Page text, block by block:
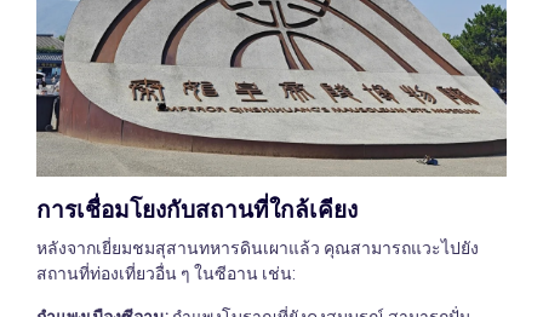
การเชื่อมโยงกับสถานที่ใกล้เคียง
หลังจากเยี่ยมชมสุสานทหารดินเผาแล้ว คุณสามารถแวะไปยัง
สถานที่ท่องเที่ยวอื่น ๆ ในซีอาน เช่น: